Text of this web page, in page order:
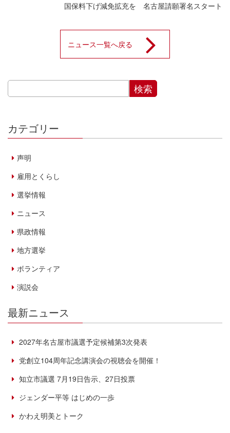
国保料下げ減免拡充を 名古屋請願署名スタート
ニュース一覧へ戻る
カテゴリー
声明
雇用とくらし
選挙情報
ニュース
県政情報
地方選挙
ボランティア
演説会
最新ニュース
2027年名古屋市議選予定候補第3次発表
党創立104周年記念講演会の視聴会を開催！
知立市議選 7月19日告示、27日投票
ジェンダー平等 はじめの一歩
かわえ明美とトーク